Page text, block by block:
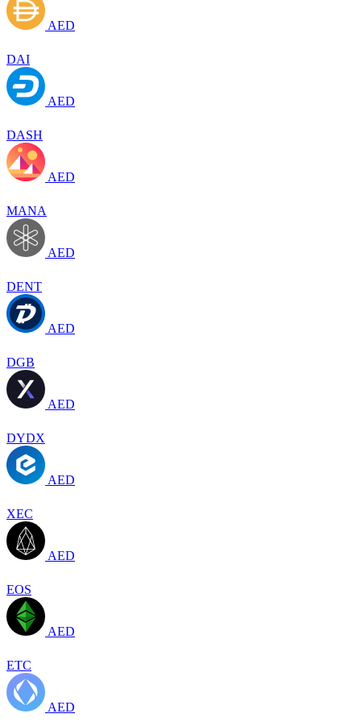
AED
DAI
AED
DASH
AED
MANA
AED
DENT
AED
DGB
AED
DYDX
AED
XEC
AED
EOS
AED
ETC
AED